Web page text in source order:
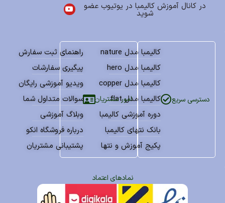
در کانال آموزش کالیمبا در یوتیوب عضو
شوید
دسترسی سریع
کالیمبا مدل nature
کالیمبا مدل hero
کالیمبا مدل copper
کالیمبا مدل flat
دوره آموزشی کالیمبا
بانک نتهای کالیمبا
پکیج آموزش و نتها
امور مشتریان
راهنمای ثبت سفارش
پیگیری سفارشات
ویدیو آموزشی رایگان
سوالات متداول شما
وبلاگ آموزشی
درباره فروشگاه انکو
پشتیبانی مشتریان
نمادهای اعتماد